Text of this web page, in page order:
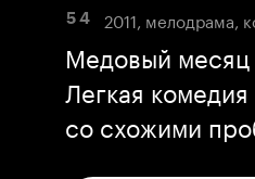
5 4 2011, мелодрама,
Медовый месяц
Легкая
со схожими